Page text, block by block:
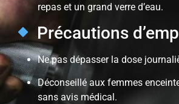
repas et un grand verre d’eau.
Précautions
Ne pas dépasser la dose
Déconseillé aux femmes
sans avis médical.